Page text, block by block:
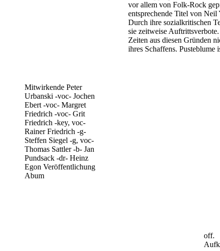
vor allem von Folk-Rock
entsprechende Titel von
Durch ihre sozialkritischen
sie zeitweise
Zeiten aus diesen Gründen
ihres Schaffens. Pusteblume
Mitwirkende Peter
Urbanski -voc- Jochen
Ebert -voc- Margret
Friedrich -voc- Grit
Friedrich -key, voc-
Rainer Friedrich -g-
Steffen Siegel -g, voc-
Thomas Sattler -b- Jan
Pundsack -dr- Heinz
Egon Veröffentlichung
Abum
off.